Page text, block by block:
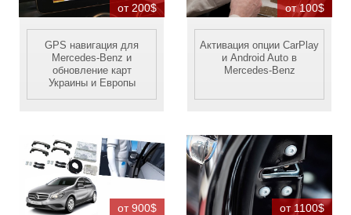
от 200$
GPS навигация для
Mercedes-Benz и
обновление карт
Украины и Европы
от 100$
Активация опции CarPlay
и Android Auto в
Mercedes-Benz
от 900$ от 1100$